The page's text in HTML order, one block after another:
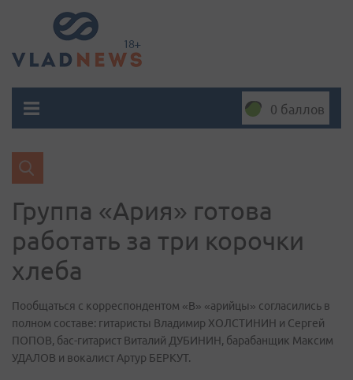
0 баллов
Группа «Ария» готова
работать за три корочки
хлеба
Пообщаться с корреспондентом «В» «арийцы» согласились в
полном составе: гитаристы Владимир ХОЛСТИНИН и Сергей
ПОПОВ, бас-гитарист Виталий ДУБИНИН, барабанщик Максим
УДАЛОВ и вокалист Артур БЕРКУТ.